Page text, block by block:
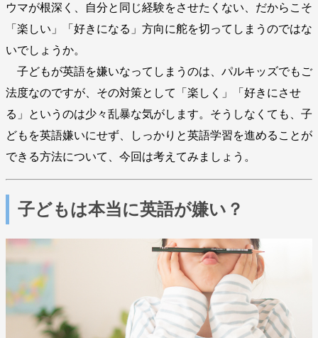
ウマが根深く、自分と同じ経験をさせたくない、だからこそ
「楽しい」「好きになる」方向に舵を切ってしまうのではな
いでしょうか。
子どもが英語を嫌いなってしまうのは、パルキッズでもご
法度なのですが、その対策として「楽しく」「好きにさせ
る」というのは少々乱暴な気がします。そうしなくても、子
どもを英語嫌いにせず、しっかりと英語学習を進めることが
できる方法について、今回は考えてみましょう。
子どもは本当に英語が嫌い？